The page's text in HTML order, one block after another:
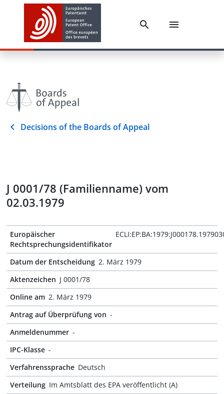
Decisions of the Boards of Appeal
J 0001/78 (Familienname) vom
02.03.1979
Europäischer
Rechtsprechungsidentifikator
Datum der Entscheidung 2. März 1979
Aktenzeichen J 0001/78
Online am 2. März 1979
Antrag auf Überprüfung von -
Anmeldenummer -
IPC-Klasse -
Verfahrenssprache Deutsch
Verteilung Im Amtsblatt des EPA veröffentlicht (A)